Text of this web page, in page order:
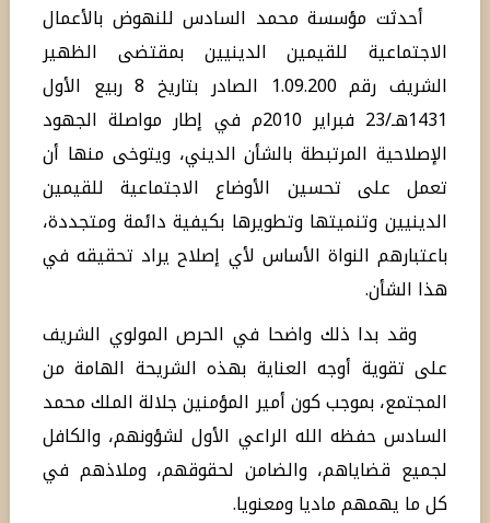
أحدثت مؤسسة محمد السادس للنهوض بالأعمال
الاجتماعية للقيمين الدينيين بمقتضى الظهير
الشريف رقم 1.09.200 الصادر بتاريخ 8 ربيع الأول
1431هـ/23 فبراير 2010م في إطار مواصلة الجهود
الإصلاحية المرتبطة بالشأن الديني، ويتوخى منها أن
تعمل على تحسين الأوضاع الاجتماعية للقيمين
الدينيين وتنميتها وتطويرها بكيفية دائمة ومتجددة،
باعتبارهم النواة الأساس لأي إصلاح يراد تحقيقه في
هذا الشأن.
وقد بدا ذلك واضحا في الحرص المولوي الشريف
على تقوية أوجه العناية بهذه الشريحة الهامة من
المجتمع، بموجب كون أمير المؤمنين جلالة الملك محمد
السادس حفظه الله الراعي الأول لشؤونهم، والكافل
لجميع قضاياهم، والضامن لحقوقهم، وملاذهم في
كل ما يهمهم ماديا ومعنويا.